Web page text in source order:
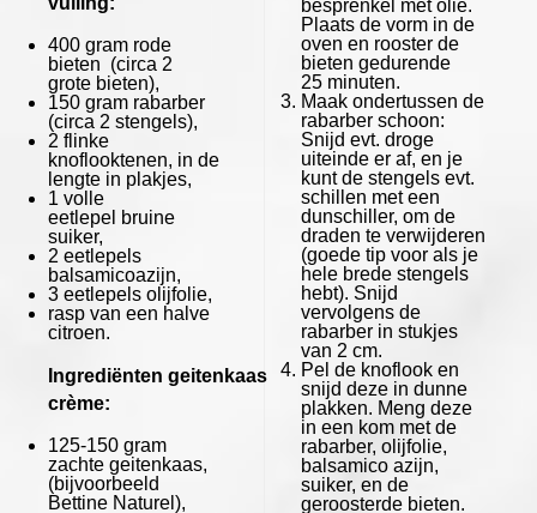
400 gram rode
bieten (circa 2
grote bieten),
150 gram rabarber
(circa 2 stengels),
2 flinke
knoflooktenen, in de
lengte in plakjes,
1 volle
eetlepel bruine
suiker,
2 eetlepels
balsamicoazijn,
3 eetlepels olijfolie,
rasp van een halve
citroen.
Ingrediënten geitenkaas
crème:
125-150 gram
zachte geitenkaas,
(bijvoorbeeld
Bettine Naturel ),
besprenkel met olie.
Plaats de vorm in de
oven en rooster de
bieten gedurende
25 minuten.
Maak ondertussen de
rabarber schoon:
Snijd evt. droge
uiteinde er af, en je
kunt de stengels evt.
schillen met een
dunschiller, om de
draden te verwijderen
(goede tip voor als je
hele brede stengels
hebt). Snijd
vervolgens de
rabarber in stukjes
van 2 cm.
Pel de knoflook en
snijd deze in dunne
plakken. Meng deze
in een kom met de
rabarber, olijfolie,
balsamico azijn,
suiker, en de
geroosterde bieten.